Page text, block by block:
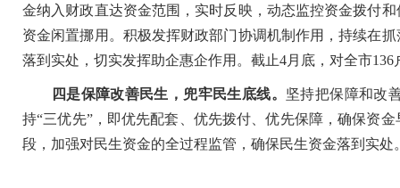
金纳入财政直达资金范围，实时反映，动态监控资金拨付
资金闲置挪用。积极发挥财政部门协调机制作用，持续在
落到实处，切实发挥助企惠企作用。截止4月底，对全市
四是保障改善民生，兜牢民生底线。 坚持把保障和改
持“三优先”，即优先配套、优先拨付、优先保障，确保资
段，加强对民生资金的全过程监管，确保民生资金落到实